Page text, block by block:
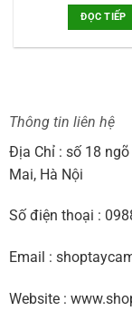
ĐỌC TIẾP
Thông tin liên hệ
Địa Chỉ : số 18 ngõ
Mai, Hà Nội
Số điện thoại :
Email :
Website :